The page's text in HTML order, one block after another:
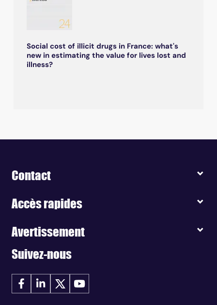
Social cost of illicit drugs in France: what's
new in estimating the value for lives lost and
illness?
Contact
Accès rapides
Avertissement
Suivez-nous